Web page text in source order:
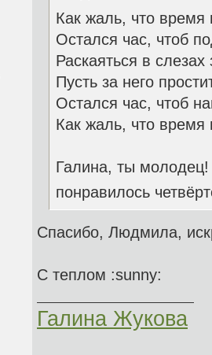
Как жаль, что время
Остался час, чтоб
Раскаяться в
Пусть за него
Остался час, чтоб
Как жаль, что время
Галина, ты
понравилось
Спасибо, Людмила,
С теплом :sunny:
Галина Жукова